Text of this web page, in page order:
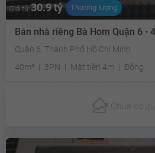
Giá từ30.9 tỷ Thương lượng
Bán nhà riêng Bà Hom Quận 6 -
Quận 6, Thành Phố Hồ Chí Minh
40m²
3PN Mặt tiền 4m Đông
Chưa có